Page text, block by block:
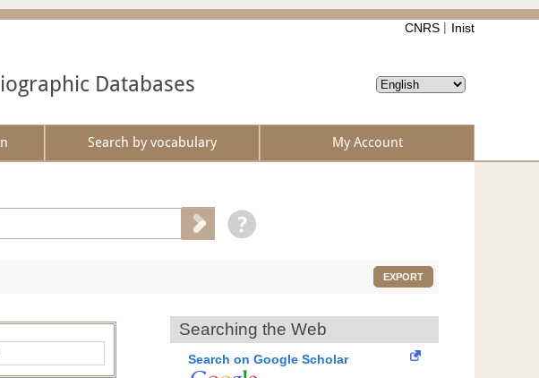
CNRS Inist
Databases
Search by vocabulary My Account
EXPORT
Searching the Web
Search on Google Scholar